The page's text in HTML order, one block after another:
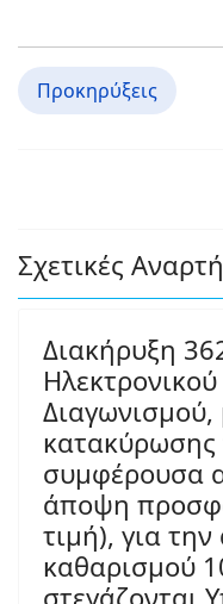
Προκηρύξεις
Σχετικές
Διακήρυξη
Διαγωνισμού,
κατακύρωσης
συμφέρουσα
άποψη
τιμή), για
καθαρισμού
στεγάζονται